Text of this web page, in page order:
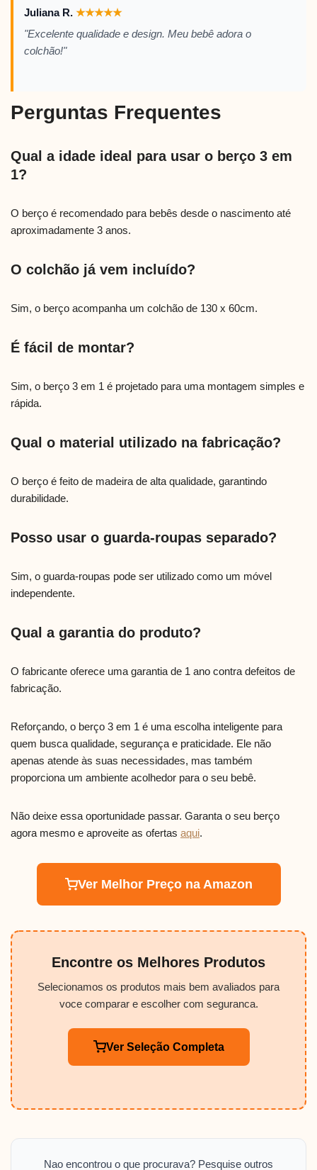
Juliana R. ★★★★★
"Excelente qualidade e design. Meu bebê adora o
colchão!"
Perguntas Frequentes
Qual a idade ideal para usar o berço 3 em
1?
O berço é recomendado para bebês desde o nascimento até
aproximadamente 3 anos.
O colchão já vem incluído?
Sim, o berço acompanha um colchão de 130 x 60cm.
É fácil de montar?
Sim, o berço 3 em 1 é projetado para uma montagem simples e
rápida.
Qual o material utilizado na fabricação?
O berço é feito de madeira de alta qualidade, garantindo
durabilidade.
Posso usar o guarda-roupas separado?
Sim, o guarda-roupas pode ser utilizado como um móvel
independente.
Qual a garantia do produto?
O fabricante oferece uma garantia de 1 ano contra defeitos de
fabricação.
Reforçando, o berço 3 em 1 é uma escolha inteligente para
quem busca qualidade, segurança e praticidade. Ele não
apenas atende às suas necessidades, mas também
proporciona um ambiente acolhedor para o seu bebê.
Não deixe essa oportunidade passar. Garanta o seu berço
agora mesmo e aproveite as ofertas aqui.
Ver Melhor Preço na Amazon
Encontre os Melhores Produtos
Selecionamos os produtos mais bem avaliados para
voce comparar e escolher com seguranca.
Ver Seleção Completa
Nao encontrou o que procurava? Pesquise outros